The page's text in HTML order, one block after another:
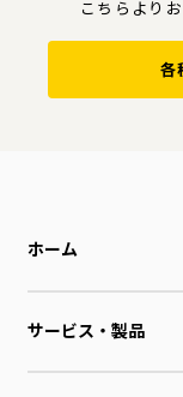
こちらより
各
ホーム
サービス・製品